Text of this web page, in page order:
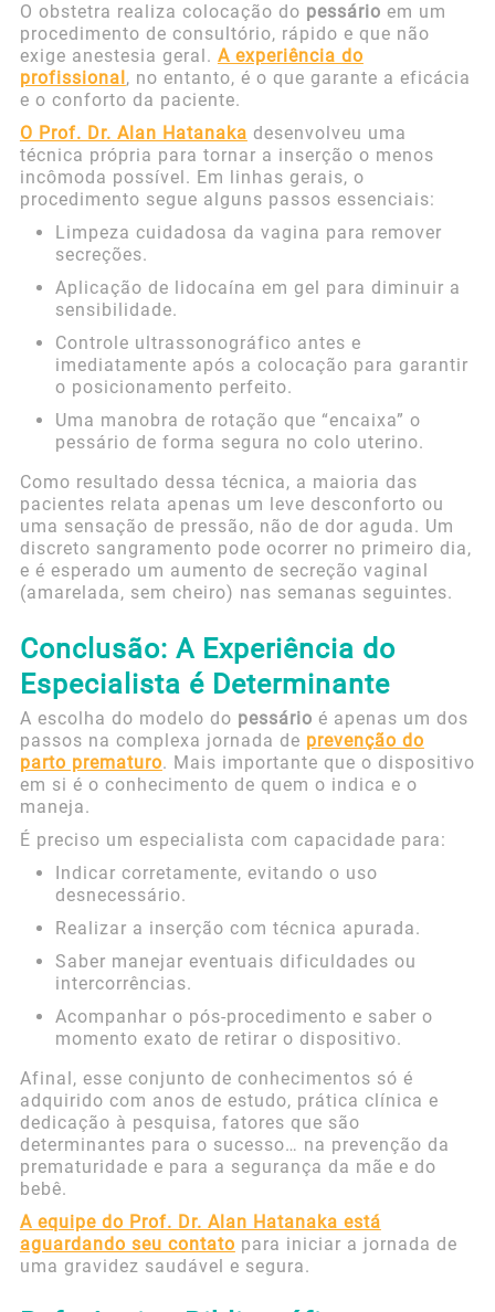
O obstetra realiza colocação do pessário em um
procedimento de consultório, rápido e que não
exige anestesia geral. A experiência do
profissional, no entanto, é o que garante a eficácia
e o conforto da paciente.
O Prof. Dr. Alan Hatanaka desenvolveu uma
técnica própria para tornar a inserção o menos
incômoda possível. Em linhas gerais, o
procedimento segue alguns passos essenciais:
Limpeza cuidadosa da vagina para remover
secreções.
Aplicação de lidocaína em gel para diminuir a
sensibilidade.
Controle ultrassonográfico antes e
imediatamente após a colocação para garantir
o posicionamento perfeito.
Uma manobra de rotação que “encaixa” o
pessário de forma segura no colo uterino.
Como resultado dessa técnica, a maioria das
pacientes relata apenas um leve desconforto ou
uma sensação de pressão, não de dor aguda. Um
discreto sangramento pode ocorrer no primeiro dia,
e é esperado um aumento de secreção vaginal
(amarelada, sem cheiro) nas semanas seguintes.
Conclusão: A Experiência do
Especialista é Determinante
A escolha do modelo do pessário é apenas um dos
passos na complexa jornada de prevenção do
parto prematuro. Mais importante que o dispositivo
em si é o conhecimento de quem o indica e o
maneja.
É preciso um especialista com capacidade para:
Indicar corretamente, evitando o uso
desnecessário.
Realizar a inserção com técnica apurada.
Saber manejar eventuais dificuldades ou
intercorrências.
Acompanhar o pós-procedimento e saber o
momento exato de retirar o dispositivo.
Afinal, esse conjunto de conhecimentos só é
adquirido com anos de estudo, prática clínica e
dedicação à pesquisa, fatores que são
determinantes para o sucesso… na prevenção da
prematuridade e para a segurança da mãe e do
bebê.
A equipe do Prof. Dr. Alan Hatanaka está
aguardando seu contato para iniciar a jornada de
uma gravidez saudável e segura.